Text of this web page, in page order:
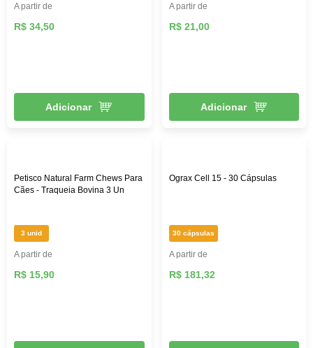
A partir de
R$ 34,50
Adicionar
A partir de
R$ 21,00
Adicionar
Petisco Natural Farm Chews Para
Cães - Traqueia Bovina 3 Un
3 unid
A partir de
R$ 15,90
Ograx Cell 15 - 30 Cápsulas
30 cápsulas
A partir de
R$ 181,32